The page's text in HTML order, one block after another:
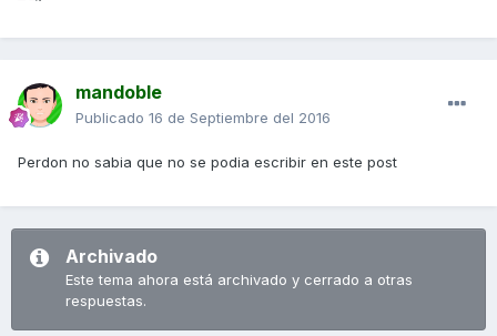
mandoble
Publicado 16 de Septiembre del 2016
Perdon no sabia que no se podia escribir en este post
Archivado
Este tema ahora está archivado y cerrado a otras
respuestas.